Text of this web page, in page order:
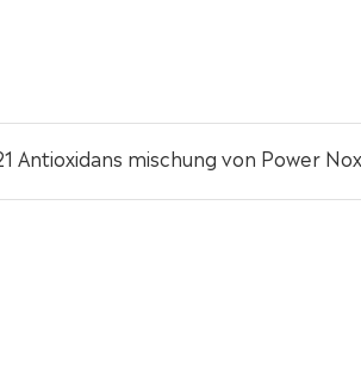
Antioxidans mischung von Power